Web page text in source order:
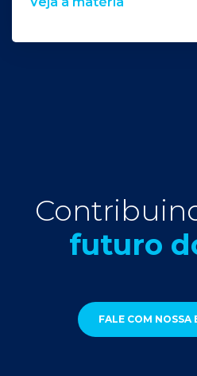
futuro
FALE COM NOSSA